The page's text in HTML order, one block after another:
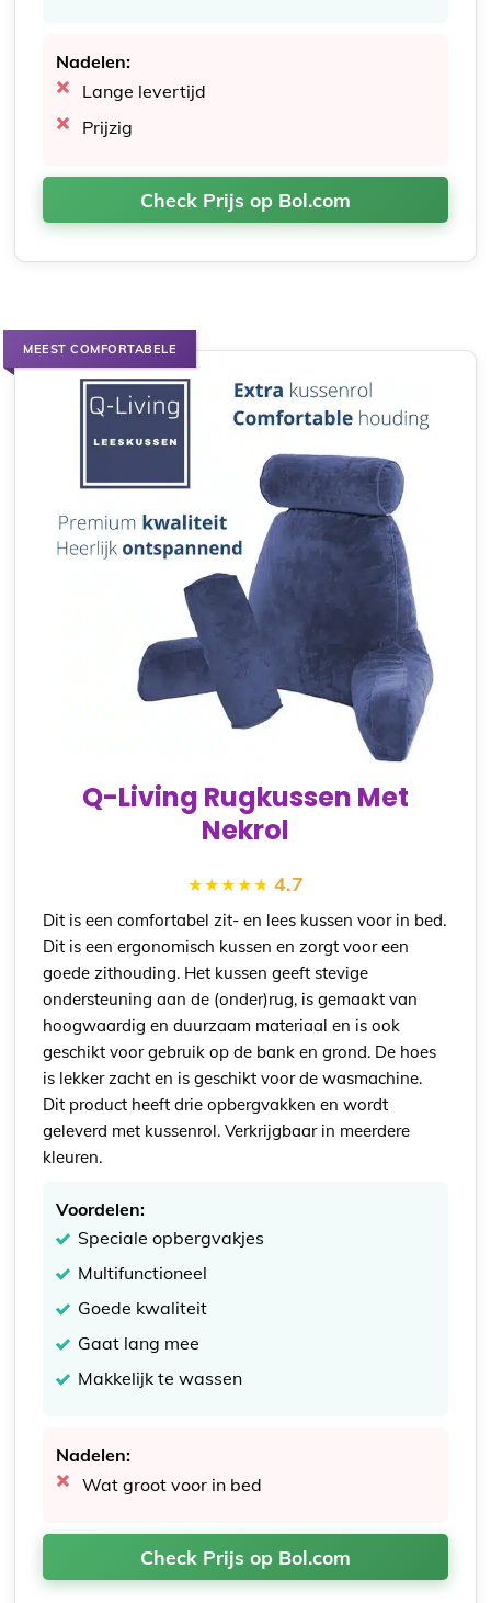
Nadelen:
Lange levertijd
Prijzig
Check Prijs op Bol.com
MEEST COMFORTABELE
Q-Living Rugkussen Met
Nekrol
4.7
Dit is een comfortabel zit- en lees kussen voor in bed.
Dit is een ergonomisch kussen en zorgt voor een
goede zithouding. Het kussen geeft stevige
ondersteuning aan de (onder)rug, is gemaakt van
hoogwaardig en duurzaam materiaal en is ook
geschikt voor gebruik op de bank en grond. De hoes
is lekker zacht en is geschikt voor de wasmachine.
Dit product heeft drie opbergvakken en wordt
geleverd met kussenrol. Verkrijgbaar in meerdere
kleuren.
Voordelen:
Speciale opbergvakjes
Multifunctioneel
Goede kwaliteit
Gaat lang mee
Makkelijk te wassen
Nadelen:
Wat groot voor in bed
Check Prijs op Bol.com